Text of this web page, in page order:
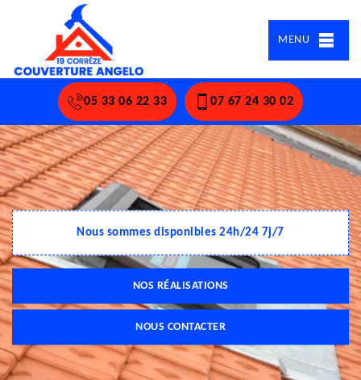
MENU
05 33 06 22 33 07 67 24 30 02
Nous sommes disponibles 24h/24 7j/7
NOS RÉALISATIONS
NOUS CONTACTER